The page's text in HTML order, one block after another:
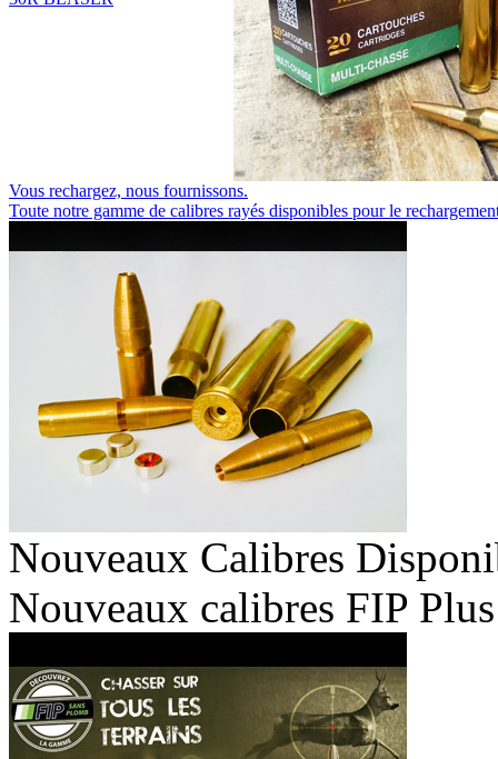
Vous rechargez, nous fournissons.
Toute notre gamme de calibres rayés disponibles pour le
Nouveaux Calibres
Nouveaux calibres FIP